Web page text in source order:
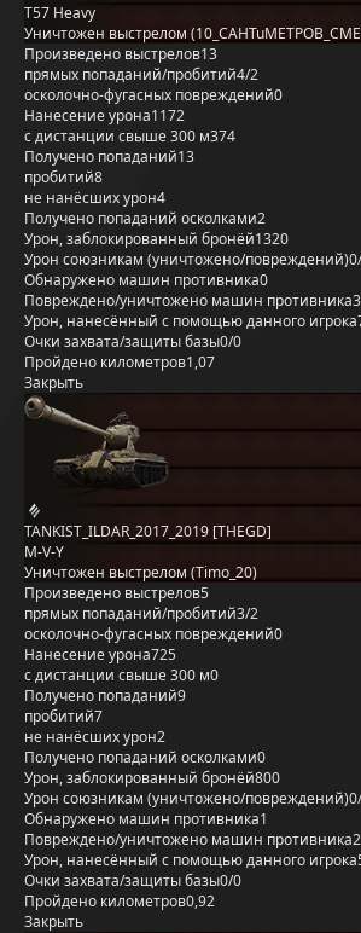
T57 Heavy
Уничтожен выстрелом
Произведено выстрелов13
прямых попаданий/пробитий4/2
осколочно-фугасных повреждений0
Нанесение урона1172
с дистанции свыше 300 м374
Получено попаданий13
пробитий8
не нанёсших урон4
Получено попаданий осколками2
Урон, заблокированный бронёй1320
Урон союзникам (уничтожено/повреждений)
Обнаружено машин противника0
Повреждено/уничтожено машин противника
Урон, нанесённый с помощью данного игрока
Очки захвата/защиты базы0/0
Пройдено километров1,07
Закрыть
TANKIST_ILDAR_2017_2019 [THEGD]
M-V-Y
Уничтожен выстрелом (Timo_20)
Произведено выстрелов5
прямых попаданий/пробитий3/2
осколочно-фугасных повреждений0
Нанесение урона725
с дистанции свыше 300 м0
Получено попаданий9
пробитий7
не нанёсших урон2
Получено попаданий осколками0
Урон, заблокированный бронёй800
Урон союзникам (уничтожено/повреждений)
Обнаружено машин противника1
Повреждено/уничтожено машин противника
Урон, нанесённый с помощью данного игрока
Очки захвата/защиты базы0/0
Пройдено километров0,92
Закрыть